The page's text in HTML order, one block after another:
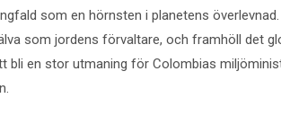
som en hörnsten i planetens
som jordens förvaltare, och framhöll det
bli en stor utmaning för Colombias